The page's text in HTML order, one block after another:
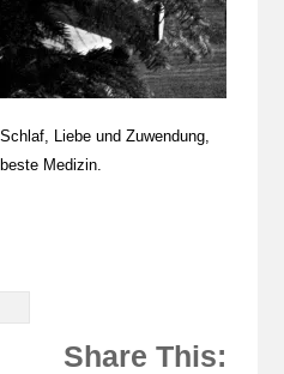
Liebe und Zuwendung,
Medizin.
Share This: